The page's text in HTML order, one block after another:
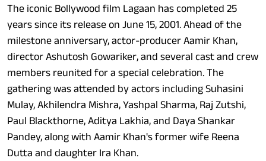
The iconic Bollywood film Lagaan has completed 25
years since its release on June 15, 2001. Ahead of the
milestone anniversary, actor-producer Aamir Khan,
director Ashutosh Gowariker, and several cast and crew
members reunited for a special celebration. The
gathering was attended by actors including Suhasini
Mulay, Akhilendra Mishra, Yashpal Sharma, Raj Zutshi,
Paul Blackthorne, Aditya Lakhia, and Daya Shankar
Pandey, along with Aamir Khan's former wife Reena
Dutta and daughter Ira Khan.